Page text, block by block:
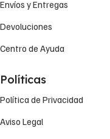
Envíos y Entregas
Devoluciones
Centro de Ayuda
Políticas
Política de Privacidad
Aviso Legal